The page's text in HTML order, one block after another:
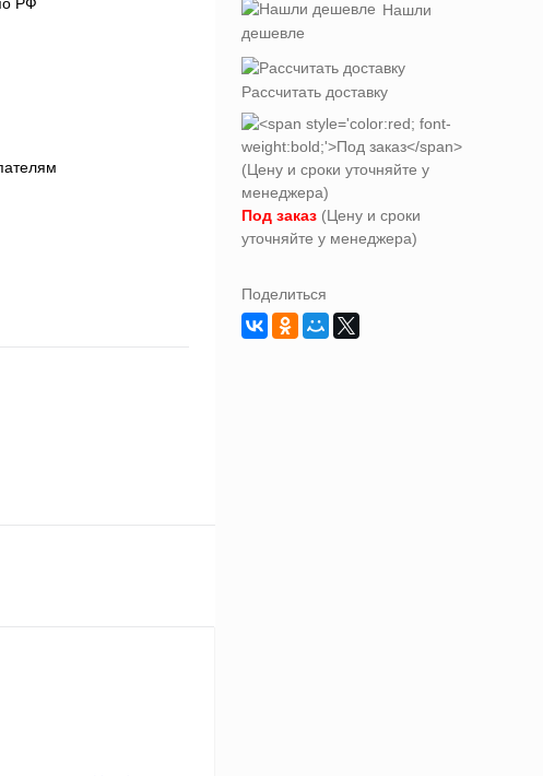
Нашли
дешевле
Рассчитать доставку
Под заказ (Цену и сроки
уточняйте у менеджера)
Поделиться